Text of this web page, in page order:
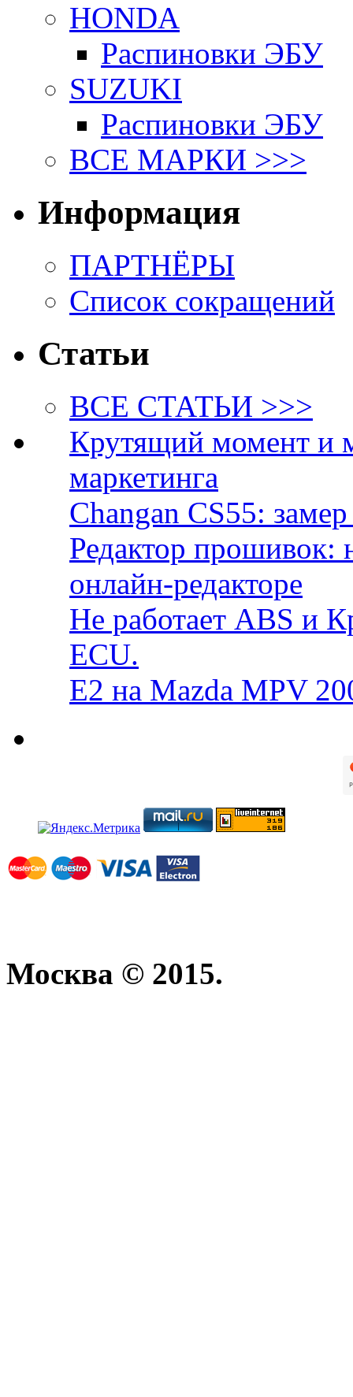
HONDA
Распиновки ЭБУ
SUZUKI
Распиновки ЭБУ
ВСЕ МАРКИ >>>
Информация
ПАРТНЁРЫ
Список сокращений
Статьи
ВСЕ СТАТЬИ >>>
Крутящий момент и
маркетинга
Changan CS55:
Редактор прошивок:
онлайн-редакторе
Не работает ABS и
ECU.
E2 на Mazda MPV
Москва © 2015.